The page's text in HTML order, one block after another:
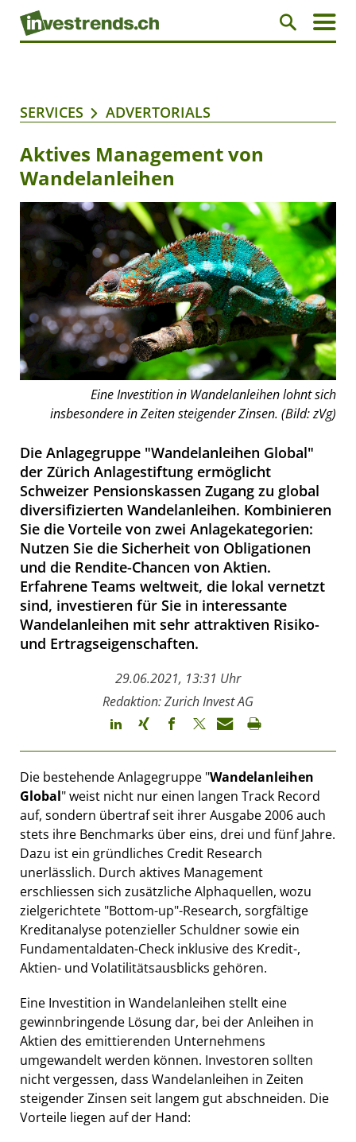
SERVICES ADVERTORIALS
Aktives Management von
Wandelanleihen
Eine Investition in Wandelanleihen lohnt sich
insbesondere in Zeiten steigender Zinsen. (Bild: zVg)
Die Anlagegruppe "Wandelanleihen Global"
der Zürich Anlagestiftung ermöglicht
Schweizer Pensionskassen Zugang zu global
diversifizierten Wandelanleihen. Kombinieren
Sie die Vorteile von zwei Anlagekategorien:
Nutzen Sie die Sicherheit von Obligationen
und die Rendite-Chancen von Aktien.
Erfahrene Teams weltweit, die lokal vernetzt
sind, investieren für Sie in interessante
Wandelanleihen mit sehr attraktiven Risiko-
und Ertragseigenschaften.
29.06.2021, 13:31 Uhr
Redaktion: Zurich Invest AG
Die bestehende Anlagegruppe "Wandelanleihen
Global" weist nicht nur einen langen Track Record
auf, sondern übertraf seit ihrer Ausgabe 2006 auch
stets ihre Benchmarks über eins, drei und fünf Jahre.
Dazu ist ein gründliches Credit Research
unerlässlich. Durch aktives Management
erschliessen sich zusätzliche Alphaquellen, wozu
zielgerichtete "Bottom-up"-Research, sorgfältige
Kreditanalyse potenzieller Schuldner sowie ein
Fundamentaldaten-Check inklusive des Kredit-,
Aktien- und Volatilitätsausblicks gehören.
Eine Investition in Wandelanleihen stellt eine
gewinnbringende Lösung dar, bei der Anleihen in
Aktien des emittierenden Unternehmens
umgewandelt werden können. Investoren sollten
nicht vergessen, dass Wandelanleihen in Zeiten
steigender Zinsen seit langem gut abschneiden. Die
Vorteile liegen auf der Hand: